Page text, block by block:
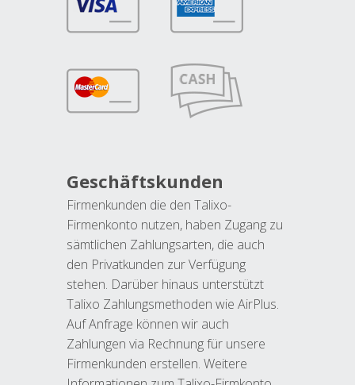
Geschäftskunden
Firmenkunden die den Talixo-
Firmenkonto nutzen, haben Zugang zu
sämtlichen Zahlungsarten, die auch
den Privatkunden zur Verfügung
stehen. Darüber hinaus unterstützt
Talixo Zahlungsmethoden wie AirPlus.
Auf Anfrage können wir auch
Zahlungen via Rechnung für unsere
Firmenkunden erstellen. Weitere